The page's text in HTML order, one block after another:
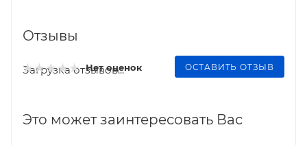
Отзывы
Нет оценок ОСТАВИТЬ ОТЗЫВ
Загрузка отзывов...
Это может заинтересовать Вас